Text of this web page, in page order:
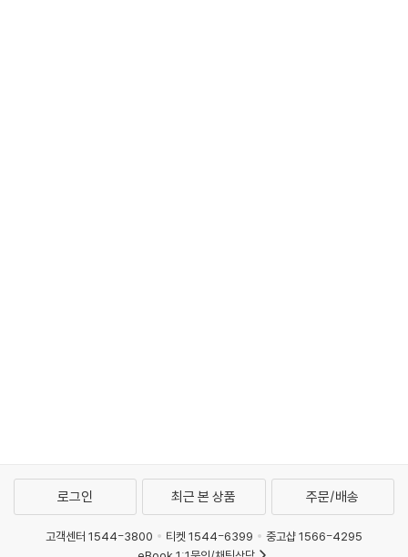
로그인 최근 본 상품 주문/배송
고객센터 1544-3800 티켓 1544-6399
중고샵 1566-4295